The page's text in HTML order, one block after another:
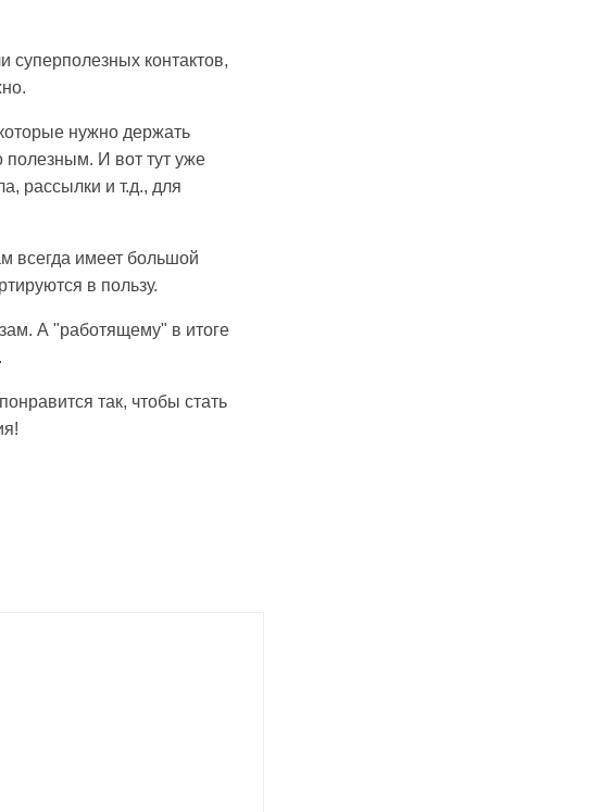
суперполезных контактов,
нужно держать
полезным. И вот тут уже
рассылки и т.д., для
всегда имеет большой
в пользу.
А "работящему" в итоге
так, чтобы стать